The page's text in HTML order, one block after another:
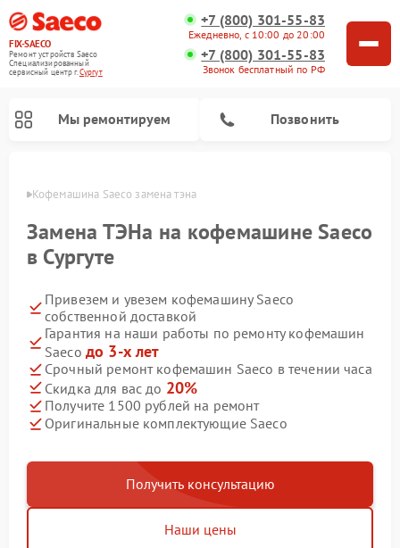
FIX-SAECO
Ремонт устройств Saeco
Специализированный
cервисный центр г.Сургут
+7 (800) 301-55-83
Ежедневно, с 10:00 до 20:00
+7 (800) 301-55-83
Звонок бесплатный по РФ
Мы ремонтируем Позвонить
Кофемашина Saeco замена тэна
Замена ТЭНа на кофемашине Saeco
в Сургуте
Привезем и увезем кофемашину Saeco
собственной доставкой
Гарантия на наши работы по ремонту кофемашин
Saeco до 3-х лет
Срочный ремонт кофемашин Saeco в течении часа
Скидка для вас до 20%
Получите 1500 рублей на ремонт
Оригинальные комплектующие Saeco
Получить консультацию
Наши цены